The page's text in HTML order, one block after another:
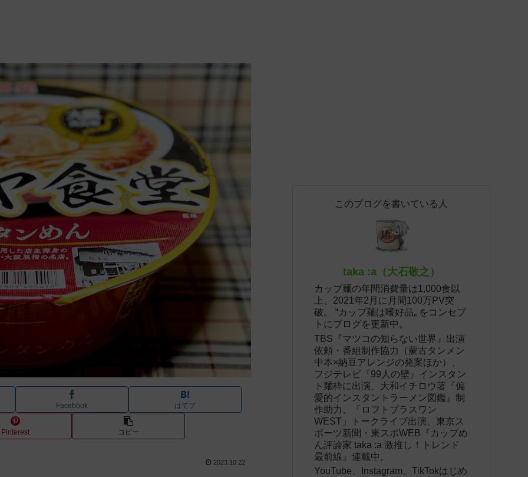
Facebook はてブ
Pinterest コピー
2023.10.22
このブログを書いている人
taka :a（大石敬之）
カップ麺の年間消費量は1,000食以
上、2021年2月に月間100万PV突
破。 “カップ麺は嗜好品„ をコンセプ
トにブログを更新中。
TBS『マツコの知らない世界』出演
依頼・番組制作協力（蒙古タンメン
中本×納豆アレンジの発案ほか）、
フジテレビ『99人の壁』インスタン
ト麺枠に出演、大和イチロウ著『偏
愛的インスタントラーメン図鑑』制
作助力、「ロフトプラスワン
WEST」トークライブ出演、東京ス
ポーツ新聞・東スポWEB『カップめ
ん評論家 taka :a 激推し！トレンド
最前線』連載中。
YouTube、Instagram、TikTokはじめ